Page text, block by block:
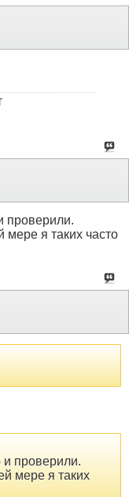
проверили.
мере я таких часто
проверили.
мере я таких